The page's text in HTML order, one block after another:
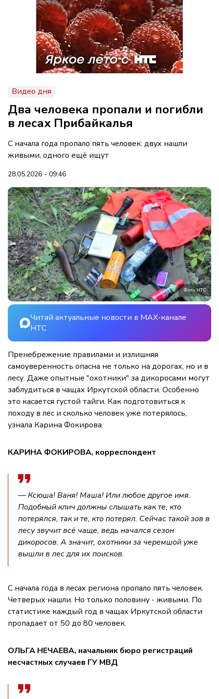
Видео дня
Два человека пропали и погибли
в лесах Прибайкалья
С начала года пропало пять человек: двух нашли
живыми, одного ещё ищут
28.05.2026 - 09:46
Фото НТС
Читай актуальные новости в MAX-канале
НТС
Пренебрежение правилами и излишняя
самоуверенность опасна не только на дорогах, но и в
лесу. Даже опытные "охотники" за дикоросами могут
заблудиться в чащах Иркутской области. Особенно
это касается густой тайги. Как подготовиться к
походу в лес и сколько человек уже потерялось,
узнала Карина Фокирова.
КАРИНА ФОКИРОВА, корреспондент
— Ксюша! Ваня! Маша! Или любое другое имя.
Подобный клич должны слышать как те, кто
потерялся, так и те, кто потерял. Сейчас такой зов в
лесу звучит всё чаще, ведь начался сезон
дикоросов. А значит, охотники за черемшой уже
вышли в лес для их поисков.
С начала года в лесах региона пропало пять человек.
Четверых нашли. Но только половину - живыми. По
статистике каждый год в чащах Иркутской области
пропадает от 50 до 80 человек.
ОЛЬГА НЕЧАЕВА, начальник бюро регистраций
несчастных случаев ГУ МВД